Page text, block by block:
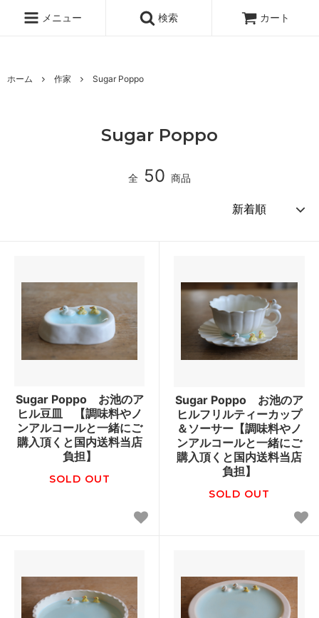
メニュー
検索 カート
ホーム 作家 Sugar Poppo
Sugar Poppo
全 50 商品
Sugar Poppo お池のア
ヒル豆皿 【調味料やノ
ンアルコールと一緒にご
購入頂くと国内送料当店
負担】
SOLD OUT
Sugar Poppo お池のア
ヒルフリルティーカップ
＆ソーサー【調味料やノ
ンアルコールと一緒にご
購入頂くと国内送料当店
負担】
SOLD OUT